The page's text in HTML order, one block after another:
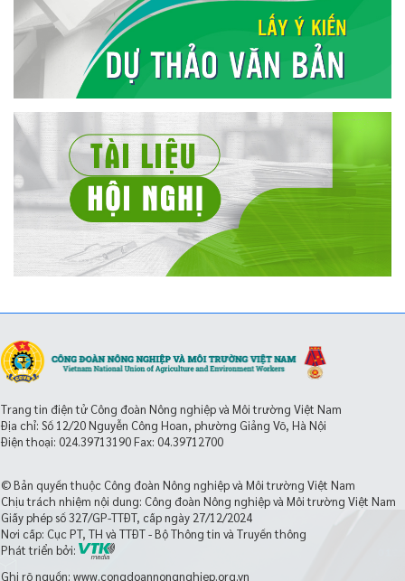
Trang tin điện tử Công đoàn Nông nghiệp và Môi trường Việt Nam
Địa chỉ: Số 12/20 Nguyễn Công Hoan, phường Giảng Võ, Hà Nội
Điện thoại: 024.39713190Fax: 04.39712700
© Bản quyền thuộc Công đoàn Nông nghiệp và Môi trường Việt Nam
Chịu trách nhiệm nội dung: Công đoàn Nông nghiệp và Môi trường Việt Nam
Giấy phép số 327/GP-TTĐT, cấp ngày 27/12/2024
Nơi cấp: Cục PT, TH và TTĐT - Bộ Thông tin và Truyền thông
Phát triển bởi:
Ghi rõ nguồn: www.congdoannongnghiep.org.vn